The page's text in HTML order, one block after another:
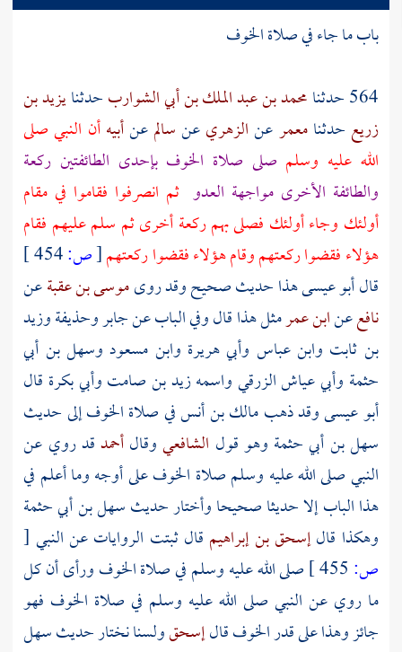
باب ما جاء في صلاة الخوف
564 حدثنا
محمد بن عبد الملك بن أبي الشواربحدثنايزيد بن
زريع حدثنامعمرعنالزهريعنسالمعنأبيهأن النبي صلى
الله عليه وسلم صلى صلاة الخوف بإحدى الطائفتين ركعة
والطائفة الأخرى مواجهة العدو ثم انصرفوا فقاموا في مقام
أولئك وجاء أولئك فصلى بهم ركعة أخرى ثم سلم عليهم فقام
هؤلاء فقضوا ركعتهم وقام هؤلاء فقضوا ركعتهم[ص:
قال أبو عيسى هذا حديث صحيح وقد روىموسى بن عقبةعن
نافععنابن عمرمثل هذا قال وفي الباب عن جابر وحذيفة وزيد
بن ثابت وابن عباس وأبي هريرة وابن مسعود وسهل بن أبي
حثمة وأبي عياش الزرقي واسمهزيد بن صامتوأبي بكرة قال
أبو عيسى وقد ذهبمالك بن أنسفي صلاة الخوف إلى حديث
سهل بن أبي حثمة وهو قول الشافعيوقالأحمدقد روي عن
النبي صلى الله عليه وسلم صلاة الخوف على أوجه وما أعلم في
هذا الباب إلا حديثا صحيحا وأختار حديثسهل بن أبي حثمة
وهكذا قالإسحق بن إبراهيم قال ثبتت الروايات عن النبي [
ص:
صلى الله عليه وسلم في صلاة الخوف ورأى أن كل
ما روي عن النبي صلى الله عليه وسلم في صلاة الخوف فهو
جائز وهذا على قدر الخوف قالإسحقولسنا نختار حديثسهل